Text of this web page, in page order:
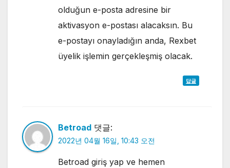
olduğun e-posta adresine bir
aktivasyon e-postası alacaksın. Bu
e-postayı onayladığın anda, Rexbet
üyelik işlemin gerçekleşmiş olacak.
답글
Betroad 댓글:
2022년 04월 16일, 10:43 오전
Betroad giriş yap ve hemen